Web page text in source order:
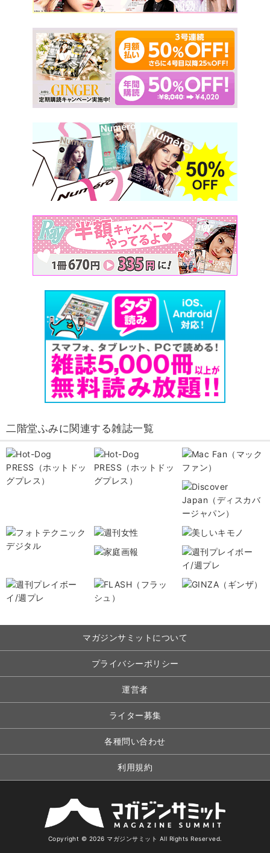
二階堂ふみに関連する雑誌一覧
マガジンサミットについて
プライバシーポリシー
運営者
ライター募集
各種問い合わせ
利用規約
Copyright © 2026 マガジンサミット All Rights Reserved.